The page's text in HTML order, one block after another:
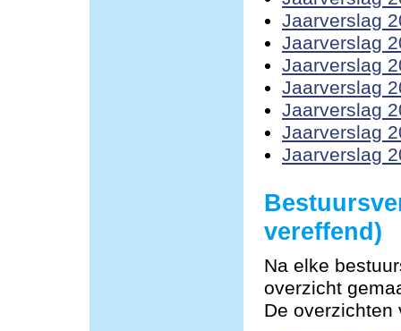
Jaarverslag
Jaarverslag
Jaarverslag
Jaarverslag
Jaarverslag
Jaarverslag
Jaarverslag
vereffend)
Na elke
overzicht
De overzichten